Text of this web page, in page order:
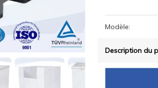
Modèle:
Description du